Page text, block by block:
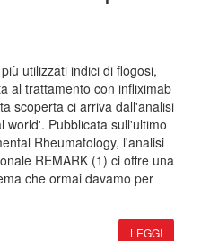
utilizzati indici di flogosi,
al trattamento con infliximab
scoperta ci arriva dall'analisi
world'. Pubblicata sull'ultimo
Rheumatology, l'analisi
REMARK (1) ci offre una
che ormai davamo per
LEGGI